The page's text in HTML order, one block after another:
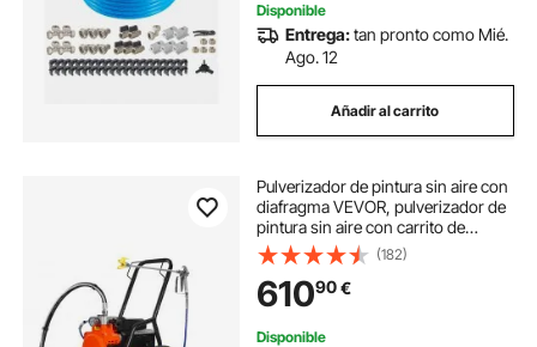
Disponible
Entrega:tan pronto como Mié.
Ago. 12
Añadir al carrito
Pulverizador de pintura sin aire con
diafragma VEVOR, pulverizador de
pintura sin aire con carrito de
eficiencia de 1700 W, pulverizador
de pintura sin aire de alta presión de
3000 psi, con barra de extensión,
para pulverización interior y exterior
del hogar
(182)
61090€
Disponible